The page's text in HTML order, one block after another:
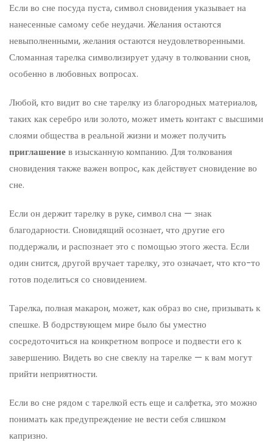
Если во сне посуда пуста, символ сновидения указывает на
нанесенные самому себе неудачи. Желания остаются
невыполненными, желания остаются неудовлетворенными.
Сломанная тарелка символизирует удачу в толковании снов,
особенно в любовных вопросах.
Любой, кто видит во сне тарелку из благородных материалов,
таких как серебро или золото, может иметь контакт с высшими
слоями общества в реальной жизни и может получить
приглашениев изысканную компанию. Для толкования
сновидения также важен вопрос, как действует сновидение во
сне.
Если он держит тарелку в руке, символ сна — знак
благодарности. Сновидящий осознает, что другие его
поддержали, и распознает это с помощью этого жеста. Если
один снится, другой вручает тарелку, это означает, что кто-то
готов поделиться со сновидением.
Тарелка, полная макарон, может, как образ во сне, призывать к
спешке. В бодрствующем мире было бы уместно
сосредоточиться на конкретном вопросе и подвести его к
завершению. Видеть во сне свеклу на тарелке — к вам могут
прийти неприятности.
Если во сне рядом с тарелкой есть еще и салфетка, это можно
понимать как предупреждение не вести себя слишком
капризно.